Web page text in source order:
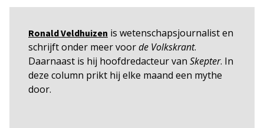
Ronald Veldhuizen is wetenschapsjournalist en
schrijft onder meer voorde Volkskrant.
Daarnaast is hij hoofdredacteur van Skepter. In
deze column prikt hij elke maand een mythe
door.